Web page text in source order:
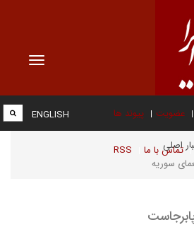
Toggle
عضویت پیوند ها
تماس با ما RSS
ENGLISH
اصلی
سوریه